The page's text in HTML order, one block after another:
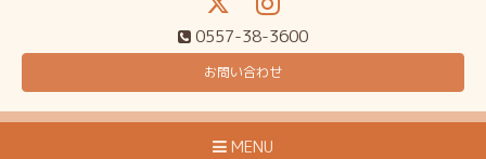
0557-38-3600
お問い合わせ
MENU